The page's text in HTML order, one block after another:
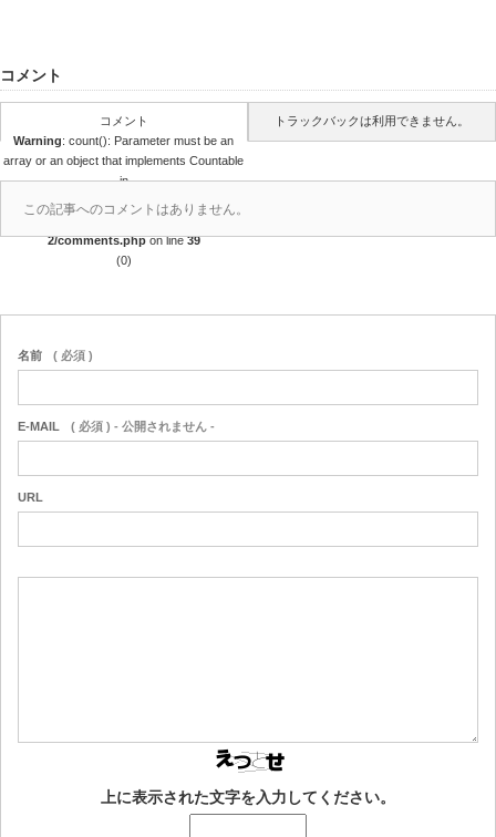
コメント
コメント
Warning: count(): Parameter must be an
array or an object that implements Countable
in
/home/r4688280/public_html/takedataro.c
om/wp-content/themes/amore_tcd028-
2/comments.phpon line39
(0)
トラックバックは利用できません。
この記事へのコメントはありません。
名前 ( 必須 )
E-MAIL ( 必須 ) - 公開されません -
URL
上に表示された文字を入力してください。